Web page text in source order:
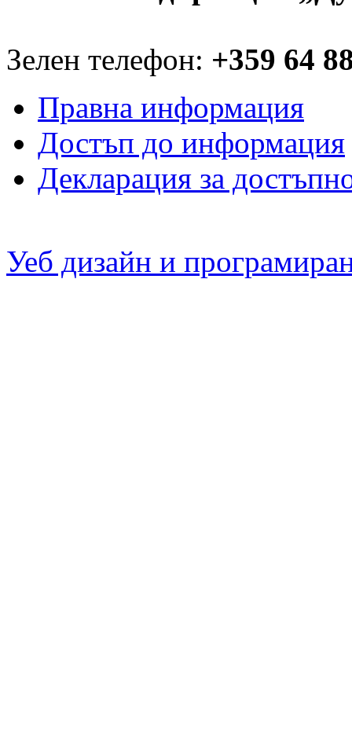
Зелен телефон: +359 64
Правна информация
Достъп до информация
Декларация за
Уеб дизайн и